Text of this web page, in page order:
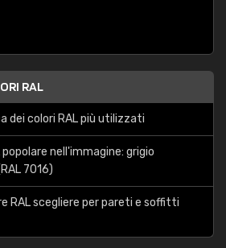
RAL
dei colori RAL più utilizzati
popolare nell'immagine: grigio
7016)
RAL scegliere per pareti e soffitti